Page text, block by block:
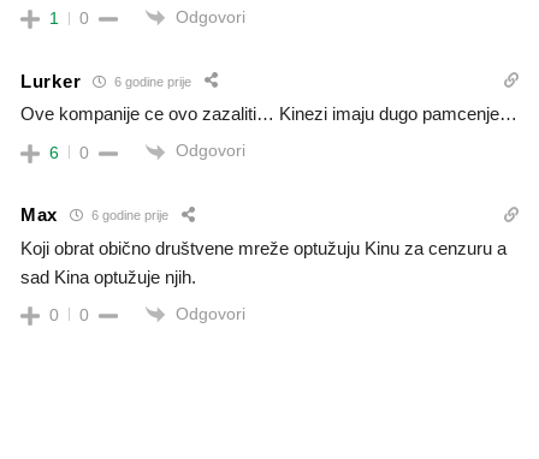
1 0 Odgovori
Lurker 6 godine prije
Ove kompanije ce ovo zazaliti… Kinezi imaju dugo pamcenje…
6 0 Odgovori
Max 6 godine prije
Koji obrat obično društvene mreže optužuju Kinu za cenzuru a
sad Kina optužuje njih.
0 0 Odgovori